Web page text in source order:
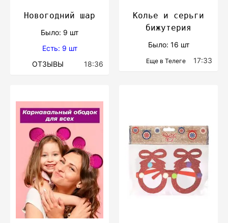
Новогодний шар
Было: 9 шт
Есть: 9 шт
ОТЗЫВЫ
18:36
Колье и серьги
бижутерия
Было: 16 шт
Еще в Телеге 17:33